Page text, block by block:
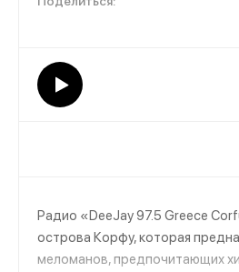
Радио «DeeJay 97.5 Greece
острова Корфу, которая
меломанов, предпочитающих